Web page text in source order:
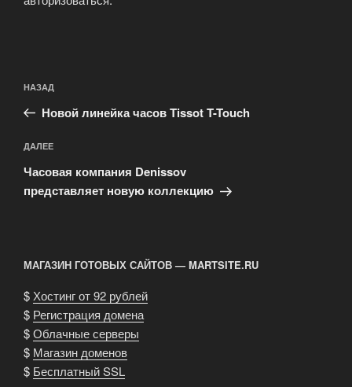
по
записям
Предыдущая
запись:
НАЗАД
Новой линейка часов Tissot T-Touch
Следующая
запись
ДАЛЕЕ
Часовая компания Denissov
представляет новую коллекцию
МАГАЗИН ГОТОВЫХ САЙТОВ — MARTSITE.RU
$ Хостинг от 92 рублей
$ Регистрация домена
$Облачные серверы
$ Магазин доменов
$ Бесплатный SSL